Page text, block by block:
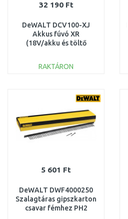
32 190 Ft
DeWALT DCV100-XJ
Akkus fúvó XR
(18V/akku és töltő
RAKTÁRON
Összehasonlítás
5 601 Ft
DeWALT DWF4000250
Szalagtáras gipszkarton
csavar fémhez PH2